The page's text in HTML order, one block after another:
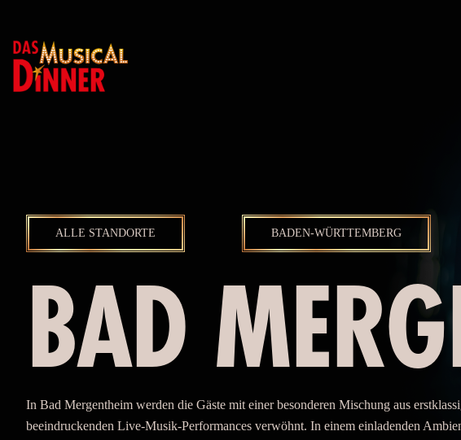
ALLE STANDORTE BADEN-WÜRTTEMBERG
BAD
In Bad Mergentheim werden die Gäste mit einer besonderen Mischung aus
beeindruckenden Live-Musik-Performances verwöhnt. In einem einladenden